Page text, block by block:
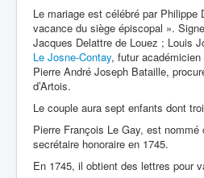
Le mariage est célébré par Philippe
vacance du siège épiscopal ».
Jacques Delattre de Louez ; Louis
Le Josne-Contay, futur académicien
Pierre André Joseph Bataille,
d’Artois.
Le couple aura sept enfants dont
Pierre François Le Gay, est
secrétaire honoraire en 1745.
En 1745, il obtient des lettres pour